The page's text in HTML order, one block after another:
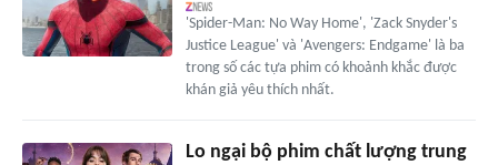
'Spider-Man: No Way Home', 'Zack Snyder's
Justice League' và 'Avengers: Endgame' là ba
trong số các tựa phim có khoảnh khắc được
khán giả yêu thích nhất.
Lo ngại bộ phim chất lượng trung